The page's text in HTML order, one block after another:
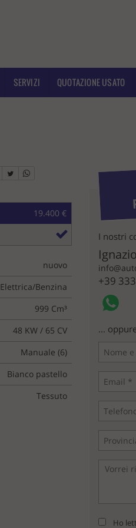
SERVIZI QUOTAZIONE USATO
19.400 €
nuovo
Elettrica/Benzina
999 Cm³
48 KW / 65 CV
Manuale (6)
Bianco pastello
Tessuto
I nostri
+39
...
Ho